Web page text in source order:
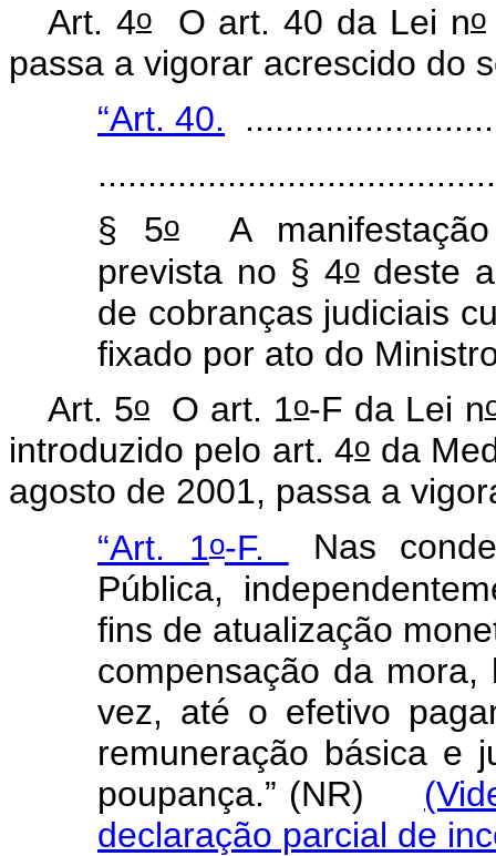
Art. 4oO art. 40 da Lei no
passa a vigorar acrescido do
“Art. 40.
§ 5oA manifestação
prevista no § 4odeste
de cobranças judiciais
fixado por ato do
Art. 5o O art. 1o-F da Lei n
introduzido pelo art. 4oda
agosto de 2001, passa a
“Art. 1o-F.
Nas
Pública,
fins de atualização
compensação da
vez, até o efetivo
remuneração básica e
poupança.” (NR)
declaração parcial de